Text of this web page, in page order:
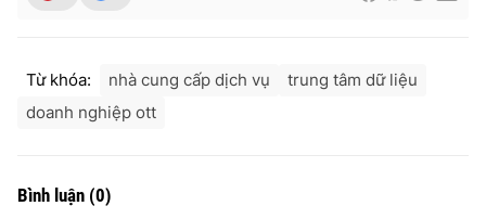
Từ khóa: nhà cung cấp dịch vụ
trung tâm dữ liệu
doanh nghiệp ott
Bình luận (0)